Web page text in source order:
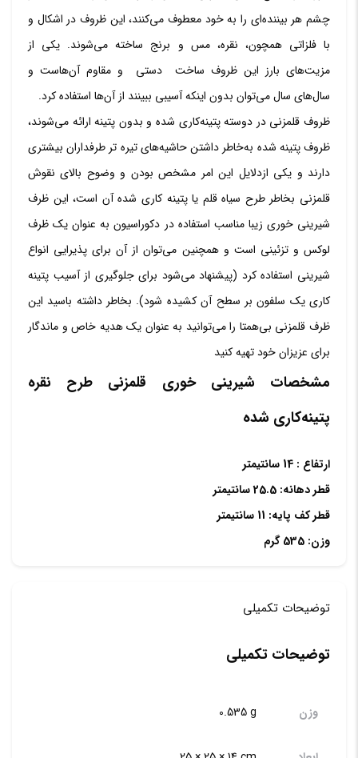
چشم هر بیننده‌ای را به خود معطوف می‌کنند، این ظروف در اشکال و
با فلزاتی همچون، نقره، مس و برنج ساخته می‌شوند. یکی از
مزیت‌های بارز این ظروف ساخت دستی و مقاوم آن‌هاست و
سال‌های سال می‌توان بدون اینکه آسیبی ببینند از آن‌ها استفاده کرد.
ظروف قلمزنی در دوسته پتینه‌کاری شده و بدون پتینه ارائه می‌شوند،
ظروف پتینه شده به‌خاطر داشتن حاشیه‌های تیره تر طرفداران بیشتری
دارند و یکی ازدلایل این امر مشخص بودن و وضوح بالای نقوش
قلمزنی بخاطر طرح سیاه قلم یا پتینه کاری شده آن است، این ظرف
شیرینی خوری زیبا مناسب استفاده در دکوراسیون به عنوان یک ظرف
لوکس و تزئینی است و همچنین می‌توان از آن برای پذیرایی انواع
شیرینی استفاده کرد (پیشنهاد می‌شود برای جلوگیری از آسیب پتینه
کاری یک سلفون بر سطح آن کشیده شود). بخاطر داشته باسید این
ظرف قلمزنی بی‌همتا را می‌توانید به عنوان یک هدیه خاص و ماندگار
برای عزیزان خود تهیه کنید
مشخصات شیرینی خوری قلمزنی طرح نقره
پتینه‌کاری شده
ارتفاع : 14 سانتیمتر
قطر دهانه: 25.5 سانتیمتر
قطر کف پایه: 11 سانتیمتر
وزن: 535 گرم
توضیحات تکمیلی
توضیحات تکمیلی
وزن 0.535 g